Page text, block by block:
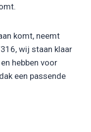
komt, neemt
wij staan klaar
hebben voor
een passende